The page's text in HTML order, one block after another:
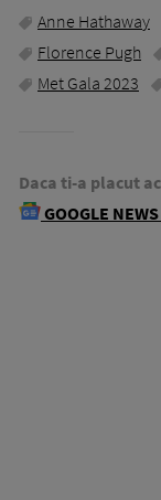
Anne Hathaway
Florence Pugh
Met Gala 2023
Daca ti-a placut
GOOGLE NEWS